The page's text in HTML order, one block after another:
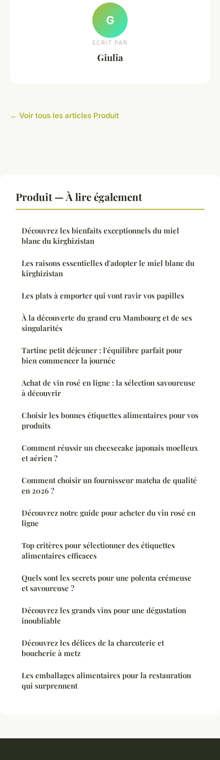
G
ECRIT PAR
Giulia
← Voir tous les articles Produit
Produit — À lire également
Découvrez les bienfaits exceptionnels du miel
blanc du kirghizistan
Les raisons essentielles d'adopter le miel blanc du
kirghizistan
Les plats à emporter qui vont ravir vos papilles
À la découverte du grand cru Mambourg et de ses
singularités
Tartine petit déjeuner : l'équilibre parfait pour
bien commencer la journée
Achat de vin rosé en ligne : la sélection savoureuse
à découvrir
Choisir les bonnes étiquettes alimentaires pour vos
produits
Comment réussir un cheesecake japonais moelleux
et aérien ?
Comment choisir un fournisseur matcha de qualité
en 2026 ?
Découvrez notre guide pour acheter du vin rosé en
ligne
Top critères pour sélectionner des étiquettes
alimentaires efficaces
Quels sont les secrets pour une polenta crémeuse
et savoureuse ?
Découvrez les grands vins pour une dégustation
inoubliable
Découvrez les délices de la charcuterie et
boucherie à metz
Les emballages alimentaires pour la restauration
qui surprennent